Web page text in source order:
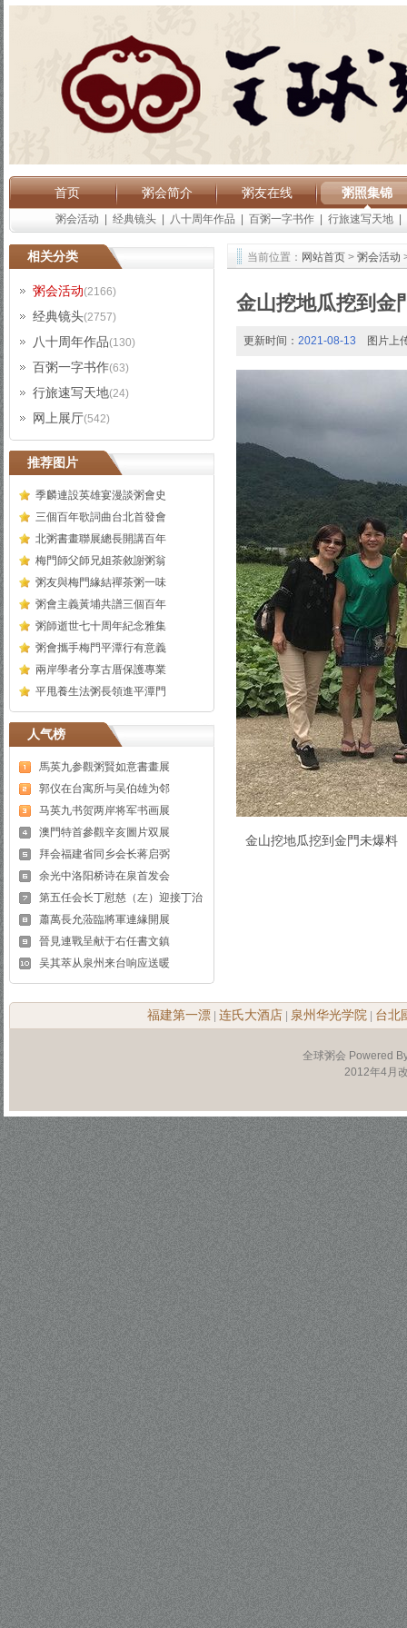
首页 粥会简介 粥友在线 粥照集锦
粥会活动 经典镜头 八十周年作品 百粥一字书作 行旅速写天地
相关分类
粥会活动(2166)
经典镜头(2757)
八十周年作品(130)
百粥一字书作(63)
行旅速写天地(24)
网上展厅(542)
推荐图片
季麟連設英雄宴漫談粥會史
三個百年歌詞曲台北首發會
北粥書畫聯展總長開講百年
梅門師父師兄姐茶敘謝粥翁
粥友與梅門緣結禪茶粥一味
粥會主義黃埔共譜三個百年
粥師逝世七十周年紀念雅集
粥會攜手梅門平潭行有意義
兩岸學者分享古厝保護專業
平甩養生法粥長領進平潭門
人气榜
馬英九参觀粥賢如意書畫展
郭仪在台寓所与吴伯雄为邻
马英九书贺两岸将军书画展
澳門特首參觀辛亥圖片双展
拜会福建省同乡会长蒋启弼
余光中洛阳桥诗在泉首发会
第五任会长丁慰慈（左）迎接丁治
蕭萬長允蒞臨將軍連緣開展
晉見連戰呈献于右任書文鎮
吴其萃从泉州来台响应送暖
当前位置： 网站首页 > 粥会活动
金山挖地瓜挖到金
更新时间： 2021-08-13 图片上
金山挖地瓜挖到金門未爆料
福建第一漂 连氏大酒店 泉州华光学院 台北
全球粥会 Powered
2012年4月